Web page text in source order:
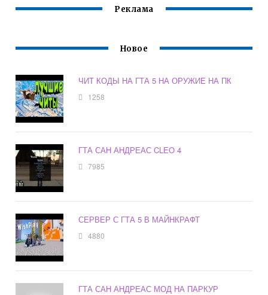
Реклама
Новое
ЧИТ КОДЫ НА ГТА 5 НА ОРУЖИЕ НА ПК
1258
ГТА САН АНДРЕАС CLEO 4
7985
СЕРВЕР С ГТА 5 В МАЙНКРАФТ
4880
ГТА САН АНДРЕАС МОД НА ПАРКУР